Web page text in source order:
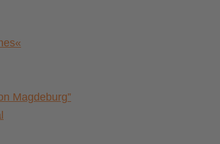
Magdeburg”